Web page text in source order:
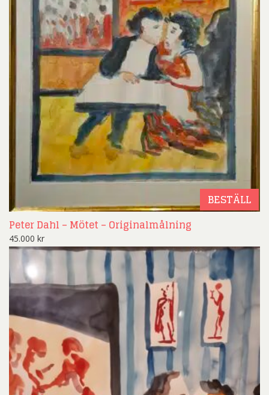
BESTÄLL
Peter Dahl – Mötet – Originalmålning
45.000 kr